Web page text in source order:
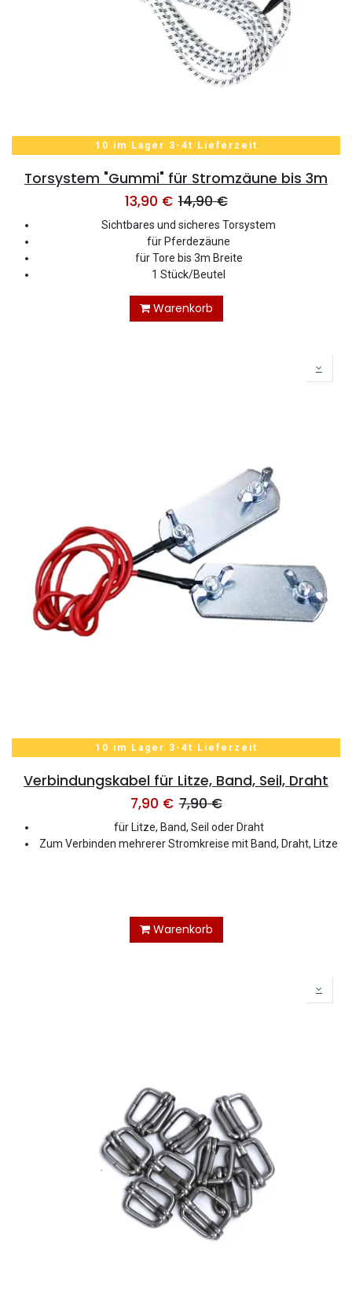
10 im Lager 3-4t Lieferzeit
Torsystem "Gummi" für Stromzäune bis 3m
13,90 € 14,90€
Sichtbares und sicheres Torsystem
für Pferdezäune
für Tore bis 3m Breite
1 Stück/Beutel
Warenkorb
10 im Lager 3-4t Lieferzeit
Verbindungskabel für Litze, Band, Seil, Draht
7,90 € 7,90€
für Litze, Band, Seil oder Draht
Zum Verbinden mehrerer Stromkreise mit Band, Draht, Litze
Warenkorb